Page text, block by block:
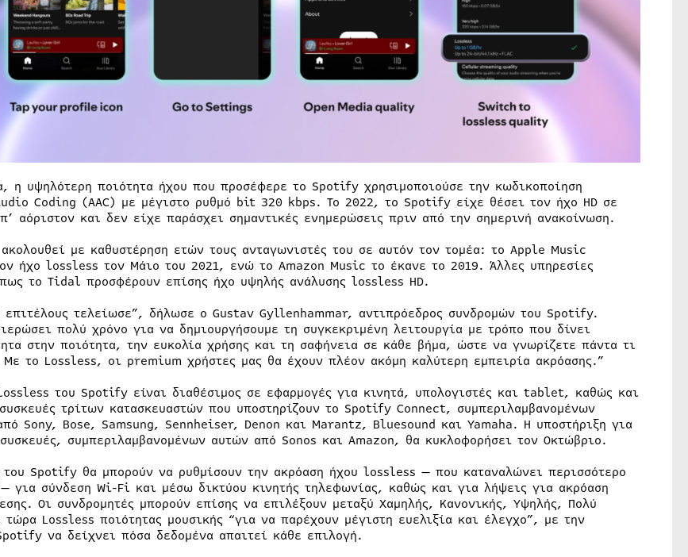
η υψηλότερη ποιότητα ήχου που προσέφερε το Spotify χρησιμοποιούσε την κωδικοποίηση
Coding (AAC) με μέγιστο ρυθμό bit 320 kbps. Το 2022, το Spotify είχε θέσει τον ήχο HD σε
αόριστον και δεν είχε παράσχει σημαντικές ενημερώσεις πριν από την σημερινή ανακοίνωση.
με καθυστέρηση ετών τους ανταγωνιστές του σε αυτόν τον τομέα: το Apple Music
ήχο lossless τον Μάιο του 2021, ενώ το Amazon Music το έκανε το 2019. Άλλες υπηρεσίες
το Tidal προσφέρουν επίσης ήχο υψηλής ανάλυσης lossless HD.
επιτέλους τελείωσε”, δήλωσε ο Gustav Gyllenhammar, αντιπρόεδρος συνδρομών του Spotify.
πολύ χρόνο για να δημιουργήσουμε τη συγκεκριμένη λειτουργία με τρόπο που δίνει
στην ποιότητα, την ευκολία χρήσης και τη σαφήνεια σε κάθε βήμα, ώστε να γνωρίζετε πάντα τι
Με το Lossless, οι premium χρήστες μας θα έχουν πλέον ακόμη καλύτερη εμπειρία ακρόασης.”
του Spotify είναι διαθέσιμος σε εφαρμογές για κινητά, υπολογιστές και tablet, καθώς και
τρίτων κατασκευαστών που υποστηρίζουν το Spotify Connect, συμπεριλαμβανομένων
Sony, Bose, Samsung, Sennheiser, Denon και Marantz, Bluesound και Yamaha. Η υποστήριξη για
συμπεριλαμβανομένων αυτών από Sonos και Amazon, θα κυκλοφορήσει τον Οκτώβριο.
του Spotify θα μπορούν να ρυθμίσουν την ακρόαση ήχου lossless — που καταναλώνει περισσότερο
για σύνδεση Wi-Fi και μέσω δικτύου κινητής τηλεφωνίας, καθώς και για λήψεις για ακρόαση
Οι συνδρομητές μπορούν επίσης να επιλέξουν μεταξύ Χαμηλής, Κανονικής, Υψηλής, Πολύ
τώρα Lossless ποιότητας μουσικής “για να παρέχουν μέγιστη ευελιξία και έλεγχο”, με την
να δείχνει πόσα δεδομένα απαιτεί κάθε επιλογή.